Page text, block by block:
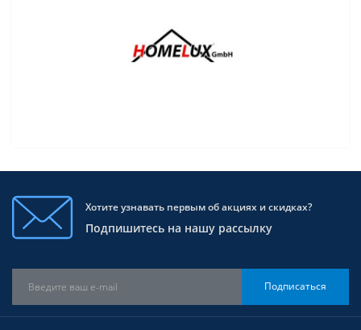
Хотите узнавать первым об акциях и скидках?
Подпишитесь на нашу рассылку
Подписаться